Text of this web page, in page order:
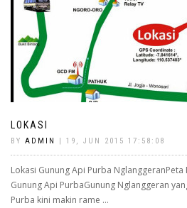
LOKASI
BY ADMIN | 19, JUN 2015 17:58:08
Lokasi Gunung Api Purba NglanggeranPeta
Gunung Api PurbaGunung Nglanggeran
Purba kini makin rame ...